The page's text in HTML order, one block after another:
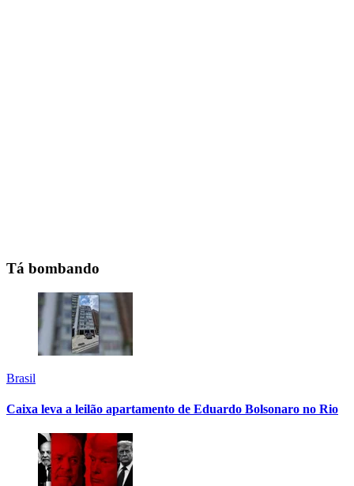
Tá bombando
Brasil
Caixa leva a leilão apartamento de Eduardo Bolsonaro no Rio